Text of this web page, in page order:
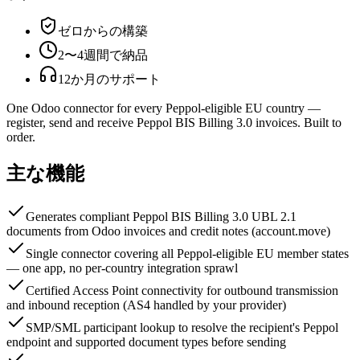
ゼロからの構築
2〜4週間で納品
12か月のサポート
One Odoo connector for every Peppol-eligible EU country —
register, send and receive Peppol BIS Billing 3.0 invoices. Built to
order.
主な機能
Generates compliant Peppol BIS Billing 3.0 UBL 2.1
documents from Odoo invoices and credit notes (account.move)
Single connector covering all Peppol-eligible EU member states
— one app, no per-country integration sprawl
Certified Access Point connectivity for outbound transmission
and inbound reception (AS4 handled by your provider)
SMP/SML participant lookup to resolve the recipient's Peppol
endpoint and supported document types before sending